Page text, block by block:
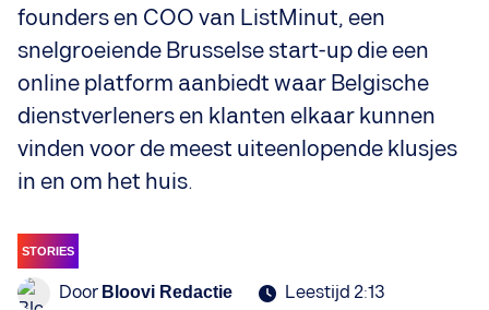
founders en COO van ListMinut, een
snelgroeiende Brusselse start-up die een
online platform aanbiedt waar Belgische
dienstverleners en klanten elkaar kunnen
vinden voor de meest uiteenlopende klusjes
in en om het huis.
STORIES
Door Bloovi Redactie Leestijd 2:13